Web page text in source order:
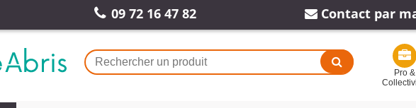
09 72 16 47 82 Contact par
Pro &